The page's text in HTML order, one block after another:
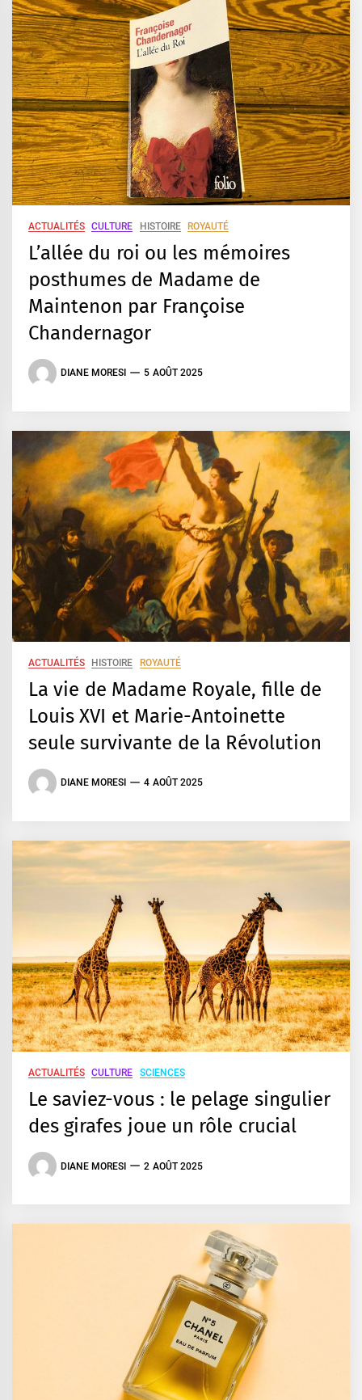
ACTUALITÉS CULTURE HISTOIRE ROYAUTÉ
L’allée du roi ou les mémoires
posthumes de Madame de
Maintenon par Françoise
Chandernagor
DIANE MORESI 5 AOÛT 2025
ACTUALITÉS HISTOIRE ROYAUTÉ
La vie de Madame Royale, fille de
Louis XVI et Marie-Antoinette
seule survivante de la Révolution
DIANE MORESI 4 AOÛT 2025
ACTUALITÉS CULTURE SCIENCES
Le saviez-vous : le pelage singulier
des girafes joue un rôle crucial
DIANE MORESI 2 AOÛT 2025